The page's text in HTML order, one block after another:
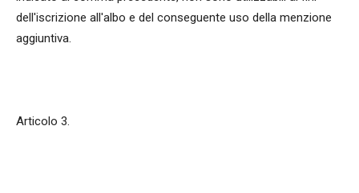
dell'iscrizione all'albo e del conseguente uso della menzione
aggiuntiva.
Articolo 3.